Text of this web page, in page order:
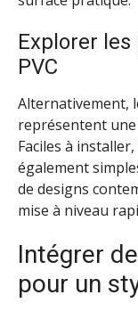
Explorer
PVC
Alternativement,
représentent
Faciles à
également
de designs
mise à niveau
Intégrer
pour un